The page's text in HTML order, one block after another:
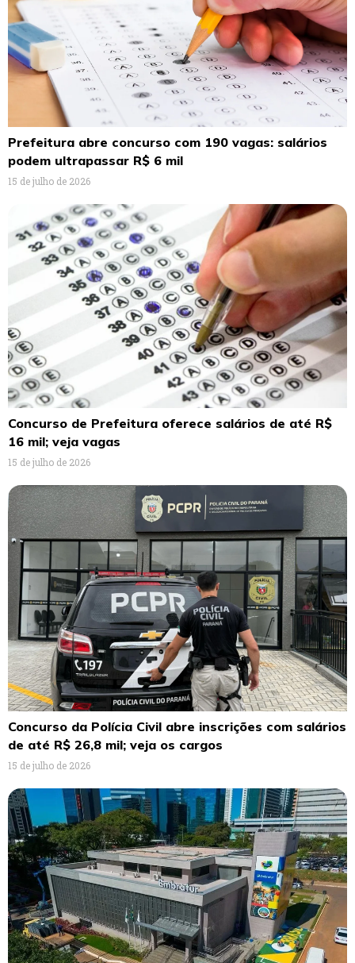
Prefeitura abre concurso com 190 vagas: salários
podem ultrapassar R$ 6 mil
15 de julho de 2026
Concurso de Prefeitura oferece salários de até R$
16 mil; veja vagas
15 de julho de 2026
Concurso da Polícia Civil abre inscrições com salários
de até R$ 26,8 mil; veja os cargos
15 de julho de 2026